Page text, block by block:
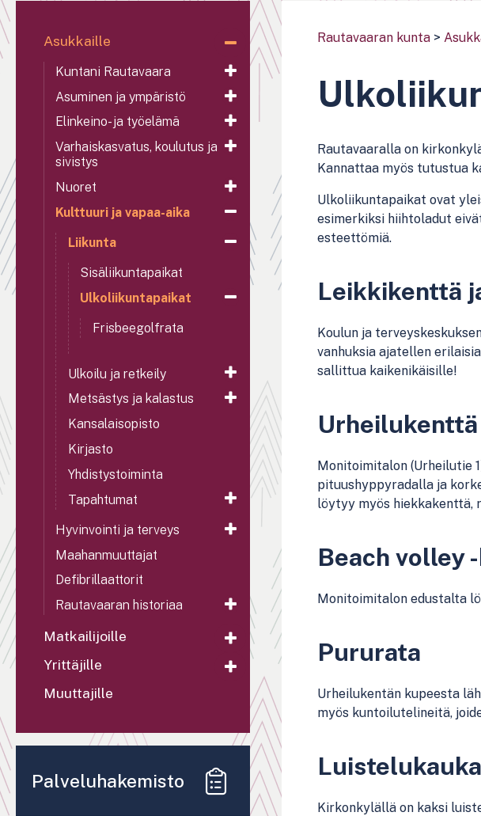
Rautavaaran kunta >
Rautavaaralla on
Kannattaa myös tutustua
Ulkoliikuntapaikat ovat
esimerkiksi hiihtoladut
esteettömiä.
Leikkikenttä
Koulun ja
vanhuksia ajatellen
sallittua kaikenikäisille!
Urheilukenttä
Monitoimitalon (Urheilutie
pituushyppyradalla ja
löytyy myös
Beach volley
Monitoimitalon edustalta
Pururata
Urheilukentän kupeesta
myös kuntoilutelineitä,
Kirkonkylällä on kaksi
Asukkaille
Kuntani Rautavaara
Asuminen ja ympäristö
Elinkeino- ja työelämä
Varhaiskasvatus, koulutus ja
sivistys
Nuoret
Kulttuuri ja vapaa-aika
Liikunta
Sisäliikuntapaikat
Ulkoliikuntapaikat
Frisbeegolfrata
Ulkoilu ja retkeily
Metsästys ja kalastus
Kansalaisopisto
Kirjasto
Yhdistystoiminta
Tapahtumat
Hyvinvointi ja terveys
Maahanmuuttajat
Defibrillaattorit
Rautavaaran historiaa
Matkailijoille
Yrittäjille
Muuttajille
Palveluhakemisto